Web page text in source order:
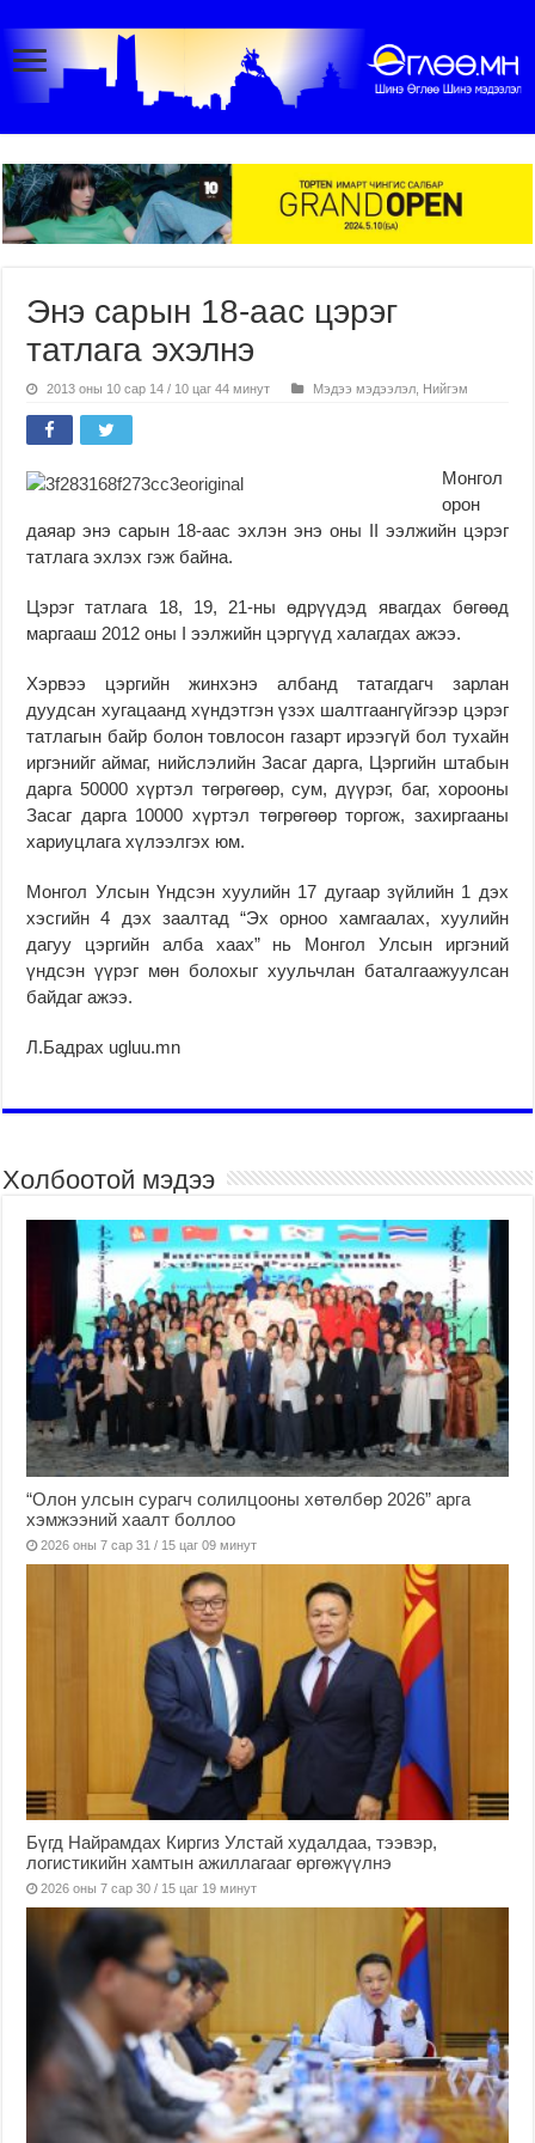
Энэ сарын 18-аас цэрэг
татлага эхэлнэ
2013 оны 10 сар 14 / 10 цаг 44 минут Мэдээ мэдээлэл Нийгэм
Монгол
орон
даяар энэ сарын 18-аас эхлэн энэ оны II ээлжийн цэрэг
татлага эхлэх гэж байна.
Цэрэг татлага 18, 19, 21-ны өдрүүдэд явагдах бөгөөд
маргааш 2012 оны I ээлжийн цэргүүд халагдах ажээ.
Хэрвээ цэргийн жинхэнэ албанд татагдагч зарлан
дуудсан хугацаанд хүндэтгэн үзэх шалтгаангүйгээр цэрэг
татлагын байр болон товлосон газарт ирээгүй бол тухайн
иргэнийг аймаг, нийслэлийн Засаг дарга, Цэргийн штабын
дарга 50000 хүртэл төгрөгөөр, сум, дүүрэг, баг, хорооны
Засаг дарга 10000 хүртэл төгрөгөөр торгож, захиргааны
хариуцлага хүлээлгэх юм.
Монгол Улсын Үндсэн хуулийн 17 дугаар зүйлийн 1 дэх
хэсгийн 4 дэх заалтад “Эх орноо хамгаалах, хуулийн
дагуу цэргийн алба хаах” нь Монгол Улсын иргэний
үндсэн үүрэг мөн болохыг хуульчлан баталгаажуулсан
байдаг ажээ.
Л.Бадрах ugluu.mn
Холбоотой мэдээ
“Олон улсын сурагч солилцооны хөтөлбөр 2026” арга
хэмжээний хаалт боллоо
2026 оны 7 сар 31 / 15 цаг 09 минут
Бүгд Найрамдах Киргиз Улстай худалдаа, тээвэр,
логистикийн хамтын ажиллагааг өргөжүүлнэ
2026 оны 7 сар 30 / 15 цаг 19 минут